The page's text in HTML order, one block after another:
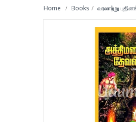
Home Books வரலாற்று